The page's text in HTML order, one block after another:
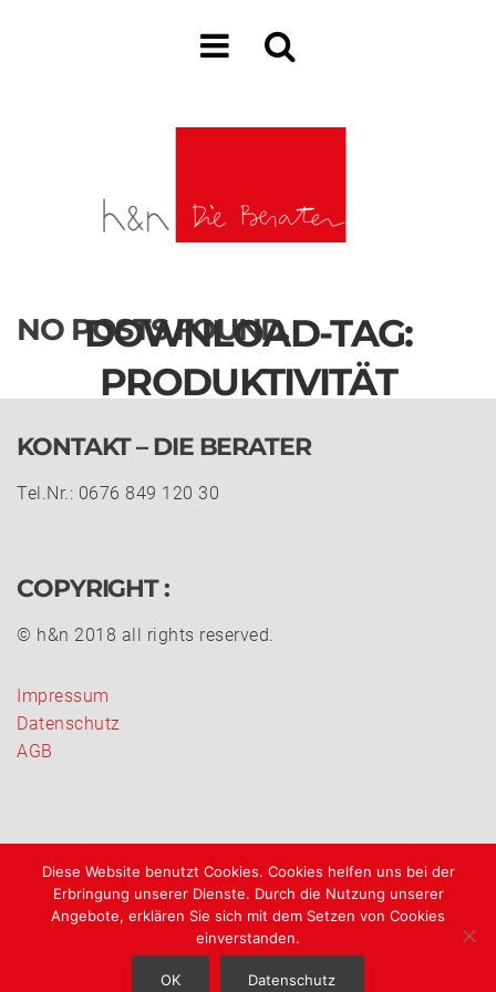
DOWNLOAD-TAG:
PRODUKTIVITÄT
NO POSTS FOUND.
KONTAKT – DIE BERATER
Tel.Nr.: 0676 849 120 30
COPYRIGHT :
© h&n 2018 all rights reserved.
Impressum
Datenschutz
AGB
Diese Website benutzt Cookies. Cookies helfen uns bei der
Erbringung unserer Dienste. Durch die Nutzung unserer
Angebote, erklären Sie sich mit dem Setzen von Cookies
einverstanden.
OK Datenschutz